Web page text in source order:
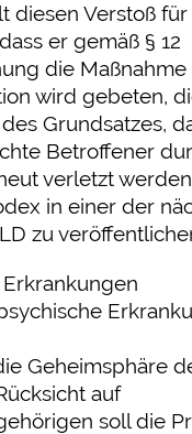
diesen Verstoß für
er gemäß § 12
die Maßnahme
wird gebeten,
Grundsatzes,
Betroffener
verletzt
in einer der
zu
Geheimsphäre
auf
soll die